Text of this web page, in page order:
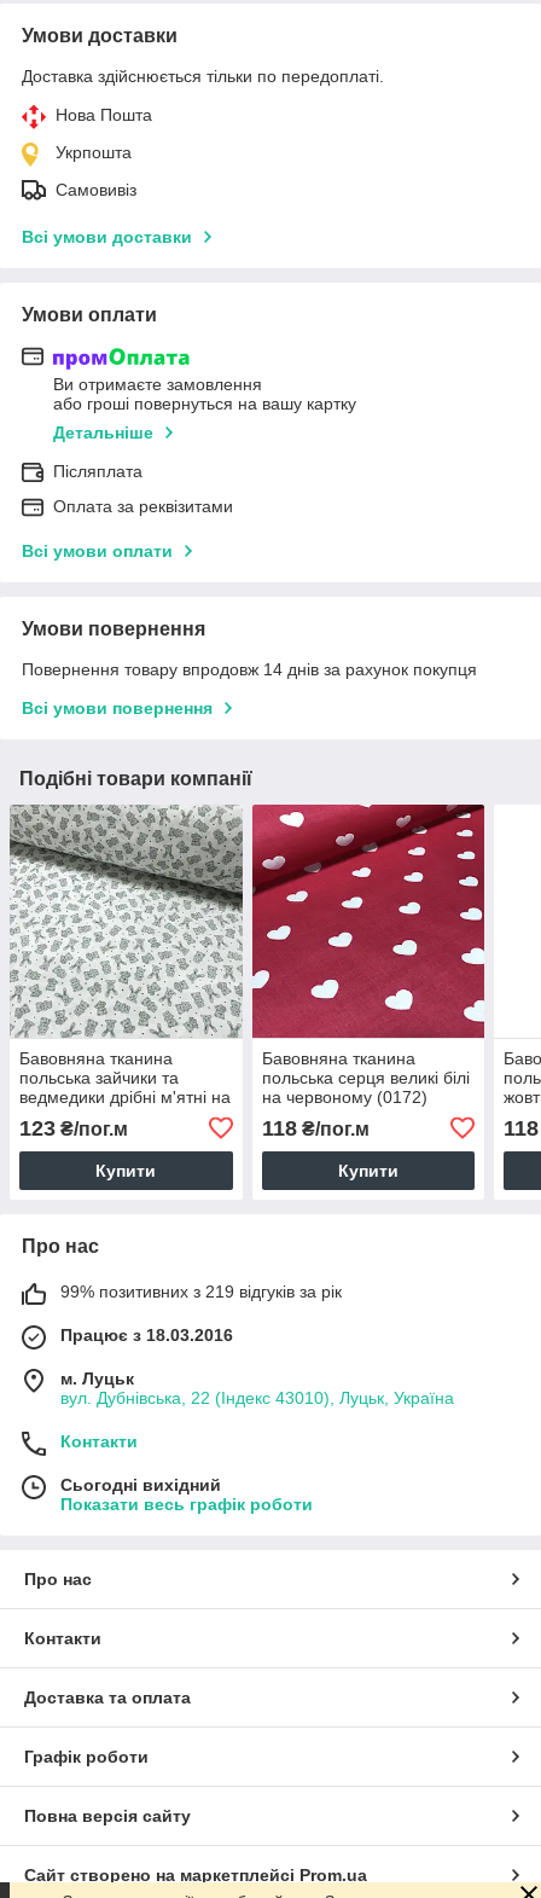
Умови доставки
Доставка здійснюється тільки по передоплаті.
Нова Пошта
Укрпошта
Самовивіз
Всі умови доставки
Умови оплати
Ви отримаєте замовлення
або гроші повернуться на вашу картку
Детальніше
Післяплата
Оплата за реквізитами
Всі умови оплати
Умови повернення
Повернення товару впродовж 14 днів за рахунок покупця
Всі умови повернення
Подібні товари компанії
Бавовняна тканина
польська зайчики та
ведмедики дрібні м'ятні на
123 ₴/пог.м
Купити
Бавовняна тканина
польська серця великі білі
на червоному (0172)
118₴/пог.м
Купити
118
Про нас
99% позитивних з 219 відгуків за рік
Працює з 18.03.2016
м. Луцьк
вул. Дубнівська, 22 (Індекс 43010), Луцьк, Україна
Контакти
Сьогодні вихідний
Показати весь графік роботи
Про нас
Контакти
Доставка та оплата
Графік роботи
Повна версія сайту
Сайт створено на маркетплейсі Prom.ua